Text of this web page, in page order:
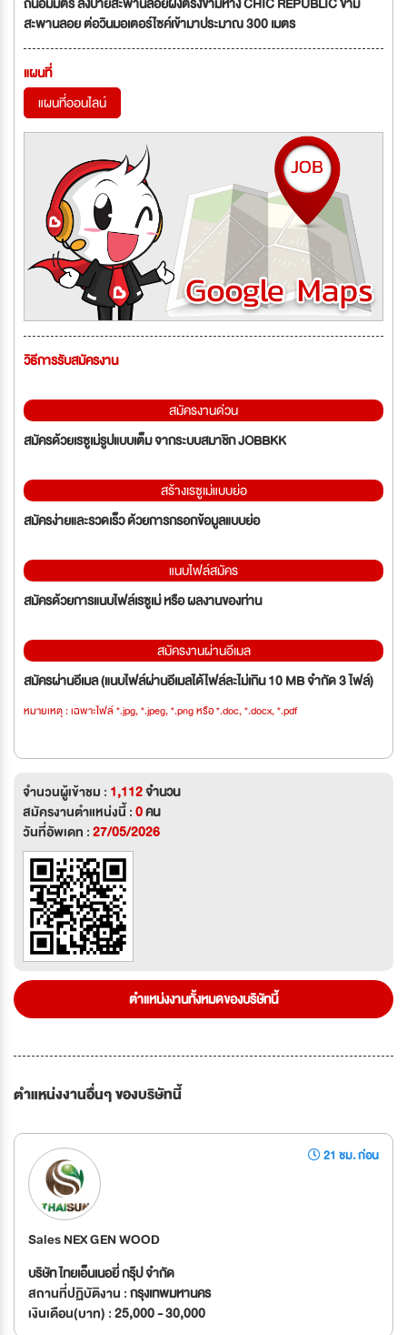
สะพานลอย ต่อวินมอเตอร์ไซค์เข้ามาประมาณ 300 เมตร
แผนที่
แผนที่ออนไลน์
วิธีการรับสมัครงาน
สมัครงานด่วน
สมัครด้วยเรซูเม่รูปแบบเต็ม จากระบบสมาชิก JOBBKK
สร้างเรซูเม่แบบย่อ
สมัครง่ายและรวดเร็ว ด้วยการกรอกข้อมูลแบบย่อ
แนบไฟล์สมัคร
สมัครด้วยการแนบไฟล์เรซูเม่ หรือ ผลงานของท่าน
สมัครงานผ่านอีเมล
สมัครผ่านอีเมล (แนบไฟล์ผ่านอีเมลได้ไฟล์ละไม่เกิน 10 MB จำกัด 3 ไฟล์)
หมายเหตุ : เฉพาะไฟล์ *.jpg, *.jpeg, *.png หรือ *.doc, *.docx, *.pdf
จำนวนผู้เข้าชม : 1,112จำนวน
สมัครงานตำแหน่งนี้ :0คน
วันที่อัพเดท :27/05/2026
ตำแหน่งงานทั้งหมดของบริษัทนี้
ตำแหน่งงานอื่นๆ ของบริษัทนี้
21 ชม. ก่อน
Sales NEX GEN WOOD
บริษัท ไทยเอ็นเนอยี่ กรุ๊ป จำกัด
สถานที่ปฏิบัติงาน :กรุงเทพมหานคร
เงินเดือน(บาท) :25,000 - 30,000